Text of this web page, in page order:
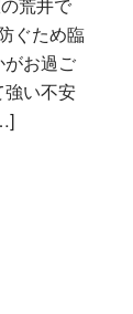
ぐため臨
がお過ご
強い不安